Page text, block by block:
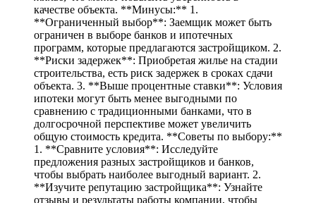
качестве объекта. **Минусы:** 1.
**Ограниченный выбор**: Заемщик может быть
ограничен в выборе банков и ипотечных
программ, которые предлагаются застройщиком. 2.
**Риски задержек**: Приобретая жилье на стадии
строительства, есть риск задержек в сроках сдачи
объекта. 3. **Выше процентные ставки**: Условия
ипотеки могут быть менее выгодными по
сравнению с традиционными банками, что в
долгосрочной перспективе может увеличить
общую стоимость кредита. **Советы по выбору:**
1. **Сравните условия**: Исследуйте
предложения разных застройщиков и банков,
чтобы выбрать наиболее выгодный вариант. 2.
**Изучите репутацию застройщика**: Узнайте
отзывы и результаты работы компании, чтобы